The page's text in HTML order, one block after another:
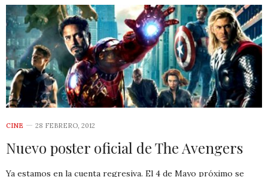
CINE 28 FEBRERO, 2012
Nuevo poster oficial de The Avengers
Ya estamos en la cuenta regresiva. El 4 de Mayo próximo se